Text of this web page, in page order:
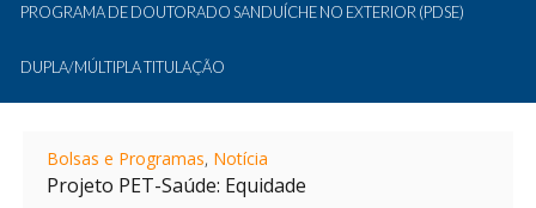
PROGRAMA DE DOUTORADO SANDUÍCHE NO EXTERIOR (PDSE)
DUPLA/MÚLTIPLA TITULAÇÃO
Bolsas e Programas, Notícia
Projeto PET-Saúde: Equidade